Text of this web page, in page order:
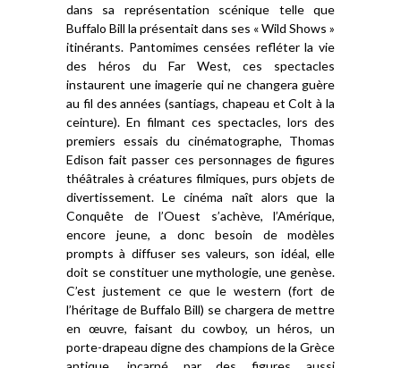
dans sa représentation scénique telle que
Buffalo Bill la présentait dans ses « Wild Shows »
itinérants. Pantomimes censées refléter la vie
des héros du Far West, ces spectacles
instaurent une imagerie qui ne changera guère
au fil des années (santiags, chapeau et Colt à la
ceinture). En filmant ces spectacles, lors des
premiers essais du cinématographe, Thomas
Edison fait passer ces personnages de figures
théâtrales à créatures filmiques, purs objets de
divertissement. Le cinéma naît alors que la
Conquête de l’Ouest s’achève, l’Amérique,
encore jeune, a donc besoin de modèles
prompts à diffuser ses valeurs, son idéal, elle
doit se constituer une mythologie, une genèse.
C’est justement ce que le western (fort de
l’héritage de Buffalo Bill) se chargera de mettre
en œuvre, faisant du cowboy, un héros, un
porte-drapeau digne des champions de la Grèce